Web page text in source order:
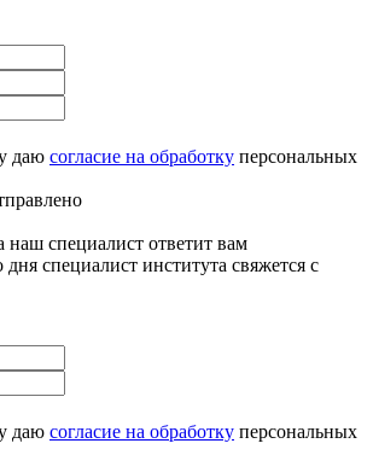
даю согласие на обработку персональных
наш специалист ответит вам
дня специалист института свяжется с
даю согласие на обработку персональных